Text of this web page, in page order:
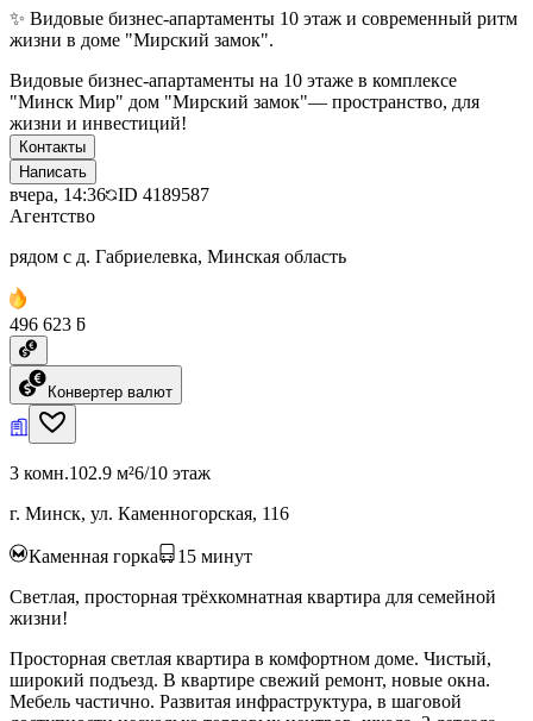
✨ Видовые бизнес-апартаменты 10 этаж и современный ритм
жизни в доме "Мирский замок".
Видовые бизнес-апартаменты на 10 этаже в комплексе
"Минск Мир" дом "Мирский замок"— пространство, для
жизни и инвестиций!
Контакты
Написать
вчера, 14:36 ID 4189587
Агентство
рядом с д. Габриелевка, Минская область
496 623 ƃ
Конвертер валют
3 комн.102.9 м²6/10 этаж
г. Минск, ул. Каменногорская, 116
Каменная горка 15 минут
Светлая, просторная трёхкомнатная квартира для семейной
жизни!
Просторная светлая квартира в комфортном доме. Чистый,
широкий подъезд. В квартире свежий ремонт, новые окна.
Мебель частично. Развитая инфраструктура, в шаговой